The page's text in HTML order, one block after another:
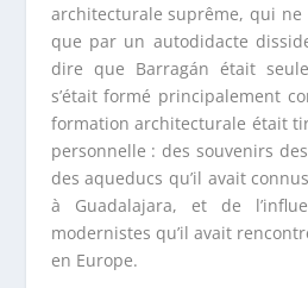
architecturale suprême, qui
que par un autodidacte
dire que Barragán était
s’était formé principalement
formation architecturale était
personnelle : des souvenirs
des aqueducs qu’il avait
à Guadalajara, et de
modernistes qu’il avait
en Europe.